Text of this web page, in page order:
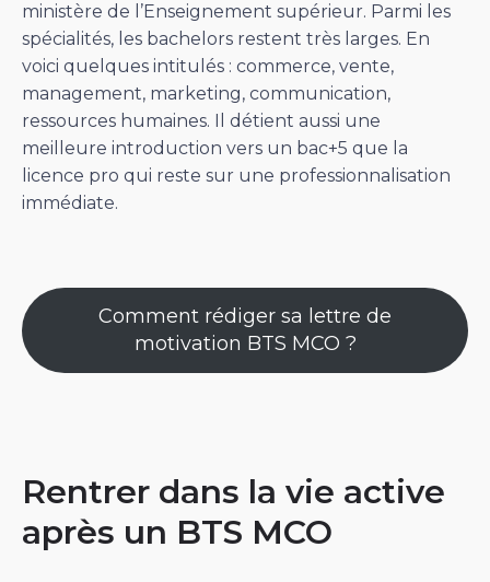
ministère de l’Enseignement supérieur. Parmi les
spécialités, les bachelors restent très larges. En
voici quelques intitulés : commerce, vente,
management, marketing, communication,
ressources humaines. Il détient aussi une
meilleure introduction vers un bac+5 que la
licence pro qui reste sur une professionnalisation
immédiate.
Comment rédiger sa lettre de
motivation BTS MCO ?
Rentrer dans la vie active
après un BTS MCO